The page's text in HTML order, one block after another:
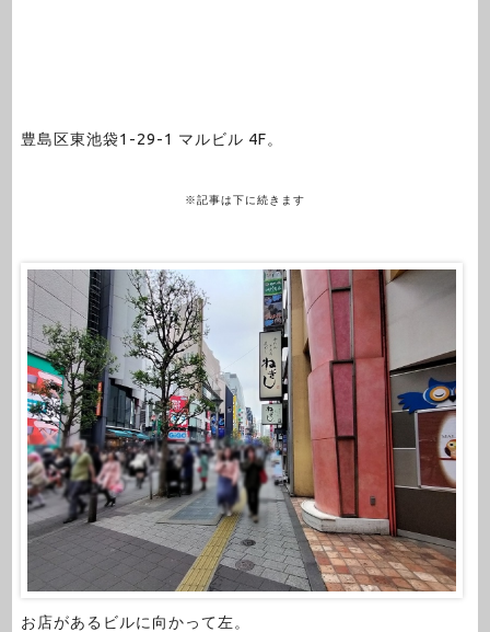
豊島区東池袋1-29-1 マルビル 4F。
※記事は下に続きます
お店があるビルに向かって左。